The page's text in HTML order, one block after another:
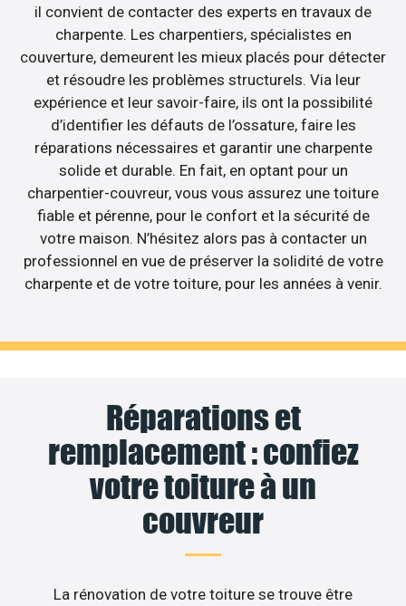
il convient de contacter des experts en travaux de
charpente. Les charpentiers, spécialistes en
couverture, demeurent les mieux placés pour détecter
et résoudre les problèmes structurels. Via leur
expérience et leur savoir-faire, ils ont la possibilité
d’identifier les défauts de l’ossature, faire les
réparations nécessaires et garantir une charpente
solide et durable. En fait, en optant pour un
charpentier-couvreur, vous vous assurez une toiture
fiable et pérenne, pour le confort et la sécurité de
votre maison. N’hésitez alors pas à contacter un
professionnel en vue de préserver la solidité de votre
charpente et de votre toiture, pour les années à venir.
Réparations et
remplacement : confiez
votre toiture à un
couvreur
La rénovation de votre toiture se trouve être